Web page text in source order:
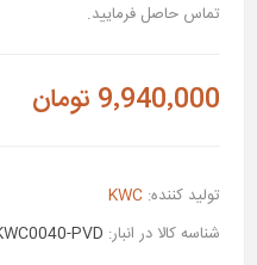
تماس حاصل فرمایید.
9٬940٬000 تومان
تولید کننده: KWC
شناسه کالا در انبار: PVD